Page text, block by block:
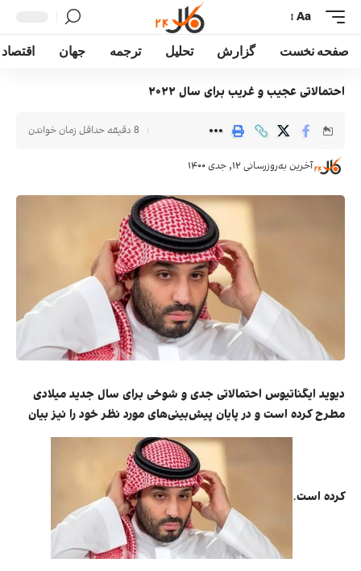
Aa
صفحه نخست گزارش تحلیل ترجمه جهان اقتصاد
احتمالاتی عجیب و غریب برای سال ۲۰۲۲
آخرین به‌روزرسانی ۱۲, جدی ۱۴۰۰
8 دقیقه حداقل زمان خواندن
دیوید ایگناتیوس احتمالاتی جدی و شوخی برای سال جدید میلادی
مطرح کرده است و در پایان پیش‌بینی‌های مورد نظر خود را نیز بیان
کرده است.